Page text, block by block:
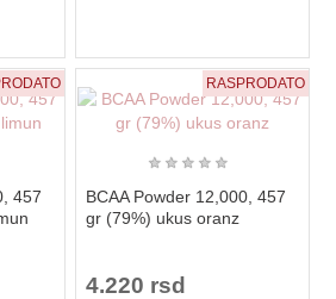
457
RASPRODATO
★ ★ ★ ★ ★
BCAA Powder 12,000, 457
gr (79%) ukus oranz
4.220 rsd